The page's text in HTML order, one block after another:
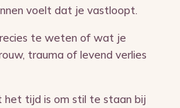
voelt dat je vastloopt.
te weten of wat je
trauma of levend verlies
het tijd is om stil te staan bij